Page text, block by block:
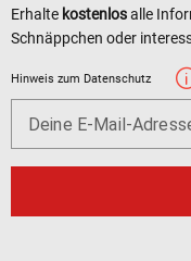
Erhalte kostenlosalle
Schnäppchen oder
Hinweis zum Datenschutz
Deine E-Mail-